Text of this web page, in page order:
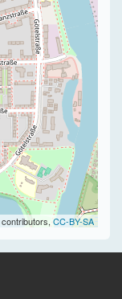
contributors,CC-BY-SA